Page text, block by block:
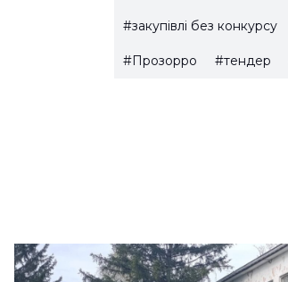
#закупівлі без конкурсу
#Прозорро #тендер